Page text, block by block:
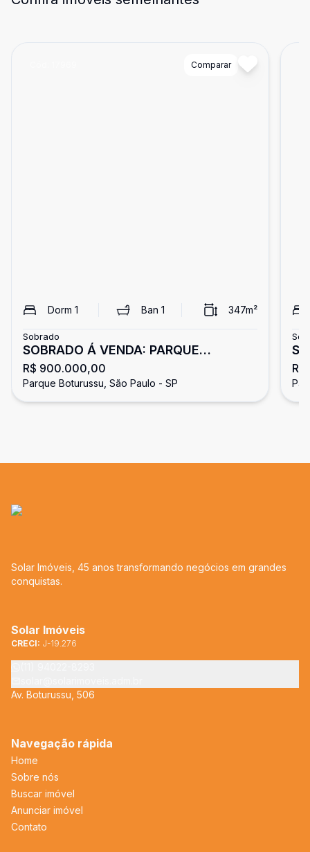
Comparar
Dorm 1 Ban 1 347m²
Sobrado
SOBRADO Á VENDA: PARQUE
BOTURUSSU
R$ 900.000,00
Parque Boturussu, São Paulo - SP
Solar Imóveis, 45 anos transformando negócios em grandes
conquistas.
Solar Imóveis
CRECI: J-19.276
Av. Boturussu, 506
Navegação rápida
Home
Sobre nós
Buscar imóvel
Anunciar imóvel
Contato